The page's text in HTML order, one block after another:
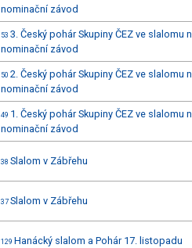
nominační závod
53 3. Český pohár Skupiny ČEZ ve slalomu
nominační závod
50 2. Český pohár Skupiny ČEZ ve slalomu
nominační závod
49 1. Český pohár Skupiny ČEZ ve slalomu
nominační závod
38 Slalom v Zábřehu
37 Slalom v Zábřehu
129 Hanácký slalom a Pohár 17. listopadu